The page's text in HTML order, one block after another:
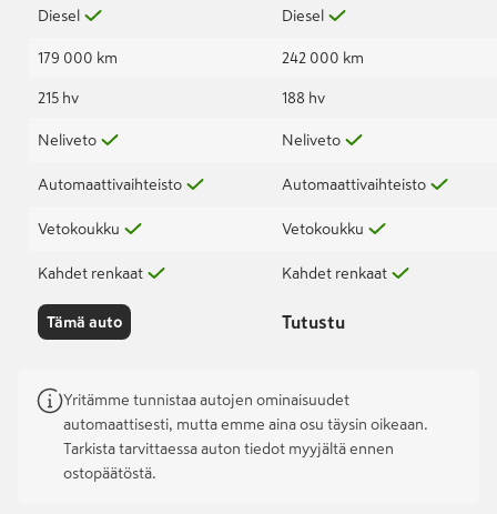
Diesel
179 000 km
215 hv
Neliveto
Automaattivaihteisto
Vetokoukku
Kahdet renkaat
Tämä auto
Diesel
242 000 km
188 hv
Neliveto
Automaattivaihteisto
Vetokoukku
Kahdet renkaat
Tutustu
Yritämme tunnistaa autojen ominaisuudet
automaattisesti, mutta emme aina osu täysin oikeaan.
Tarkista tarvittaessa auton tiedot myyjältä ennen
ostopäätöstä.